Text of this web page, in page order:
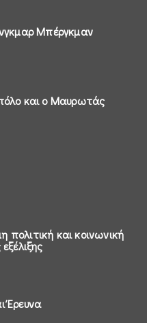
Μπέργκμαν
και ο Μαυρωτάς
πολιτική και κοινωνική
Έρευνα